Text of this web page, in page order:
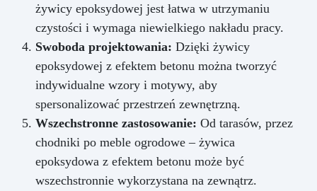
żywicy epoksydowej jest łatwa w utrzymaniu
czystości i wymaga niewielkiego nakładu pracy.
Swoboda projektowania: Dzięki żywicy
epoksydowej z efektem betonu można tworzyć
indywidualne wzory i motywy, aby
spersonalizować przestrzeń zewnętrzną.
Wszechstronne zastosowanie: Od tarasów, przez
chodniki po meble ogrodowe – żywica
epoksydowa z efektem betonu może być
wszechstronnie wykorzystana na zewnątrz.